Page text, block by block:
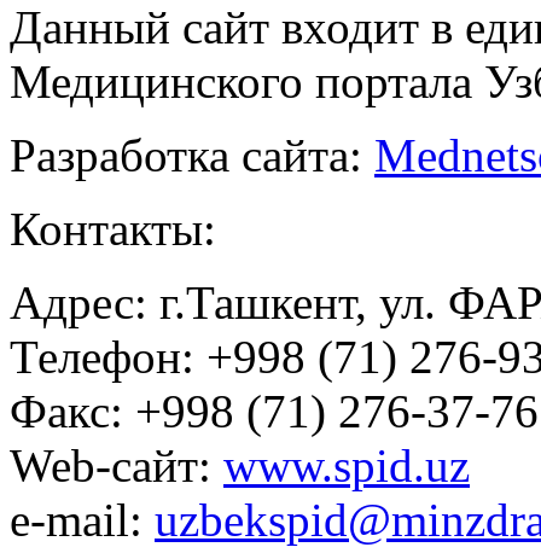
Данный сайт входит в
Медицинского портала
Разработка сайта:
Контакты:
Адрес: г.Ташкент, ул.
Телефон: +998 (71) 276-
Факс: +998 (71) 276-37-76
Web-сайт: www.spid.uz
e-mail: